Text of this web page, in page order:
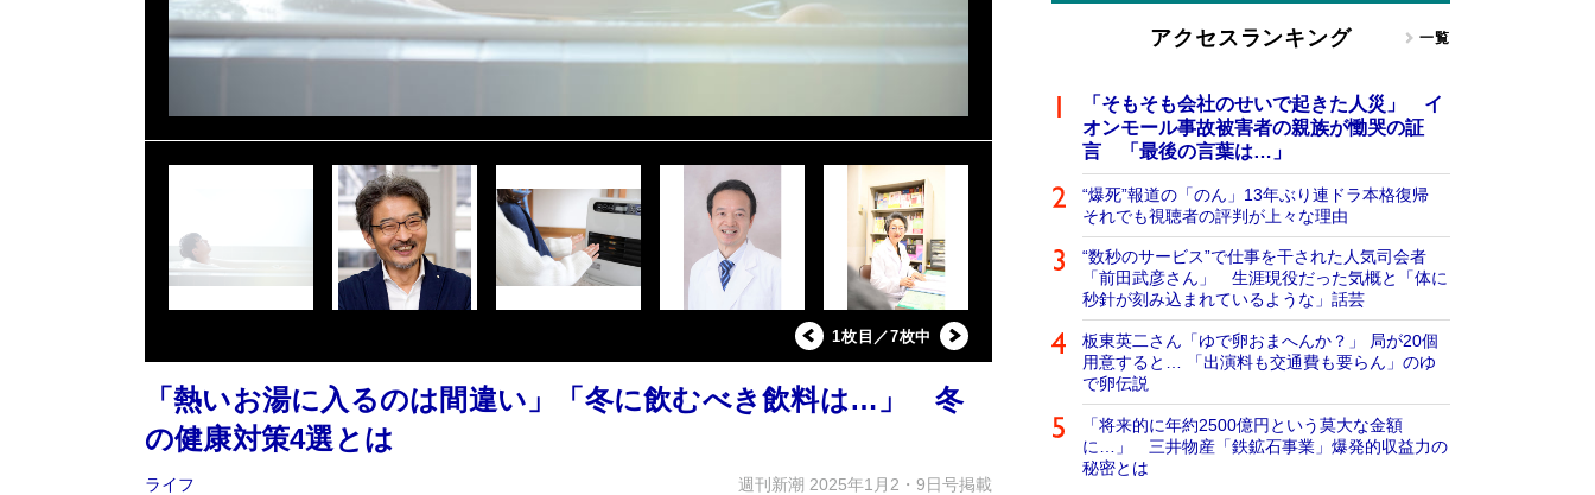
1枚目／7枚中
「熱いお湯に入るのは間違い」「冬に飲むべき飲料は…」 冬
の健康対策4選とは
ライフ 週刊新潮 2025年1月2・9日号掲載
アクセスランキング 一覧
「そもそも会社のせいで起きた人災」 イ
オンモール事故被害者の親族が慟哭の証
言 「最後の言葉は…」
“爆死”報道の「のん」13年ぶり連ドラ本格復帰
それでも視聴者の評判が上々な理由
“数秒のサービス”で仕事を干された人気司会者
「前田武彦さん」 生涯現役だった気概と「体に
秒針が刻み込まれているような」話芸
板東英二さん「ゆで卵おまへんか？」 局が20個
用意すると… 「出演料も交通費も要らん」のゆ
で卵伝説
「将来的に年約2500億円という莫大な金額
に…」 三井物産「鉄鉱石事業」爆発的収益力の
秘密とは